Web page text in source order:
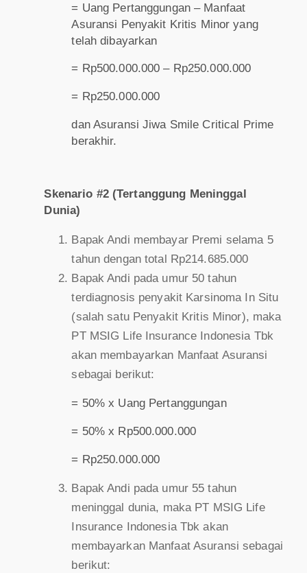
= Uang Pertanggungan – Manfaat
Asuransi Penyakit Kritis Minor yang
telah dibayarkan
= Rp500.000.000 – Rp250.000.000
= Rp250.000.000
dan Asuransi Jiwa Smile Critical Prime
berakhir.
Skenario #2 (Tertanggung Meninggal
Dunia)
Bapak Andi membayar Premi selama 5
tahun dengan total Rp214.685.000
Bapak Andi pada umur 50 tahun
terdiagnosis penyakit Karsinoma In Situ
(salah satu Penyakit Kritis Minor), maka
PT MSIG Life Insurance Indonesia Tbk
akan membayarkan Manfaat Asuransi
sebagai berikut:
= 50% x Uang Pertanggungan
= 50% x Rp500.000.000
= Rp250.000.000
Bapak Andi pada umur 55 tahun
meninggal dunia, maka PT MSIG Life
Insurance Indonesia Tbk akan
membayarkan Manfaat Asuransi sebagai
berikut: